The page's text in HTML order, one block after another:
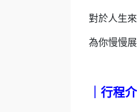
對於人生
為你慢慢
｜行程